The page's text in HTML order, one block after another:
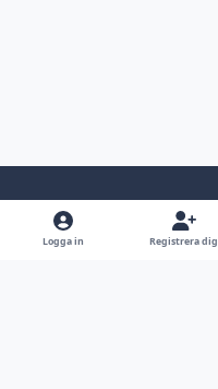
Light ModeDark ModeSystem Preference
Logga in Registrera dig